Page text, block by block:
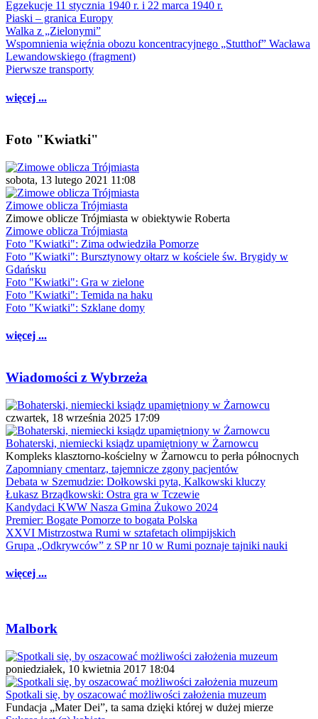
Egzekucje 11 stycznia 1940 r. i 22 marca 1940 r.
Piaski – granica Europy
Walka z „Zielonymi”
Wspomnienia więźnia obozu koncentracyjnego „Stutthof” Wacława
Lewandowskiego (fragment)
Pierwsze transporty
więcej ...
Foto "Kwiatki"
sobota, 13 lutego 2021 11:08
Zimowe oblicza Trójmiasta
Zimowe oblicze Trójmiasta w obiektywie Roberta
Zimowe oblicza Trójmiasta
Foto "Kwiatki": Zima odwiedziła Pomorze
Foto "Kwiatki": Bursztynowy ołtarz w kościele św. Brygidy w
Gdańsku
Foto "Kwiatki": Gra w zielone
Foto "Kwiatki": Temida na haku
Foto "Kwiatki": Szklane domy
więcej ...
Wiadomości z Wybrzeża
czwartek, 18 września 2025 17:09
Bohaterski, niemiecki ksiądz upamiętniony w Żarnowcu
Kompleks klasztorno-kościelny w Żarnowcu to perła północnych
Zapomniany cmentarz, tajemnicze zgony pacjentów
Debata w Szemudzie: Dołkowski pyta, Kalkowski kluczy
Łukasz Brządkowski: Ostra gra w Tczewie
Kandydaci KWW Nasza Gmina Żukowo 2024
Premier: Bogate Pomorze to bogata Polska
XXVI Mistrzostwa Rumi w sztafetach olimpijskich
Grupa „Odkrywców” z SP nr 10 w Rumi poznaje tajniki nauki
więcej ...
Malbork
poniedziałek, 10 kwietnia 2017 18:04
Spotkali się, by oszacować możliwości założenia muzeum
Fundacja „Mater Dei”, ta sama dzięki której w dużej mierze